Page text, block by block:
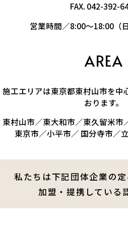
FAX. 042-392-
営業時間／8:00～18:00（
AREA
施工エリアは東京都東村山市を中
おります。
東村山市／東大和市／東久留米市
東京市／小平市／ 国分寺市／
私たちは下記団体企業の定
加盟・提携している